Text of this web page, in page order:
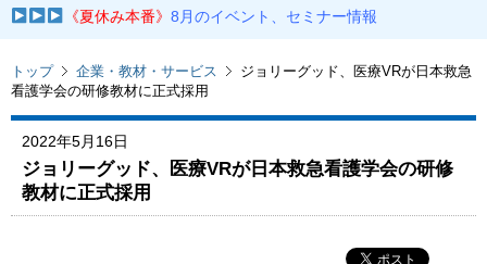
《夏休み本番》8月のイベント、セミナー情報
トップ 企業・教材・サービス
ジョリーグッド、医療VRが日本救急
看護学会の研修教材に正式採用
2022年5月16日
ジョリーグッド、医療VRが日本救急看護学会の研修
教材に正式採用